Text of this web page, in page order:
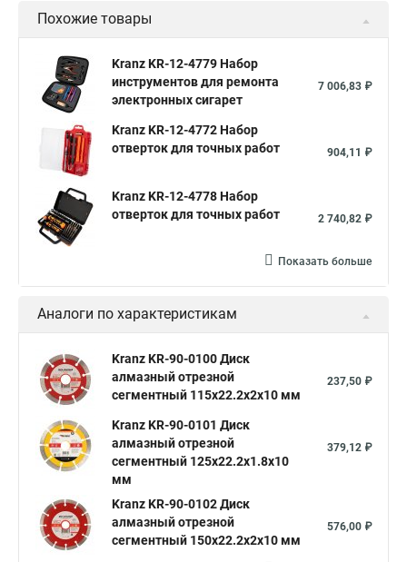
Похожие товары
Kranz KR-12-4779 Набор
инструментов для ремонта
электронных сигарет
7 006,83 ₽
Kranz KR-12-4772 Набор
отверток для точных работ
904,11 ₽
Kranz KR-12-4778 Набор
отверток для точных работ
2 740,82 ₽
Показать больше
Аналоги по характеристикам
Kranz KR-90-0100 Диск
алмазный отрезной
сегментный 115x22.2x2x10 мм
237,50 ₽
Kranz KR-90-0101 Диск
алмазный отрезной
сегментный 125x22.2x1.8x10
мм
379,12 ₽
Kranz KR-90-0102 Диск
алмазный отрезной
сегментный 150x22.2x2x10 мм
576,00 ₽